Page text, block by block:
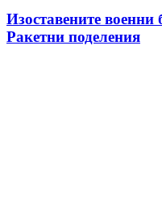
Изоставените
Ракетни поделения